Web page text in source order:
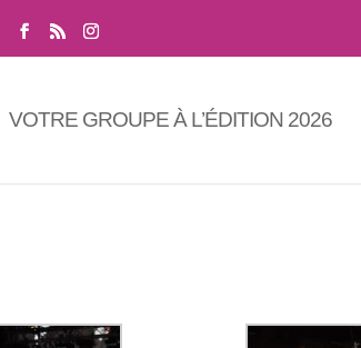
VOTRE GROUPE À L’ÉDITION 2026